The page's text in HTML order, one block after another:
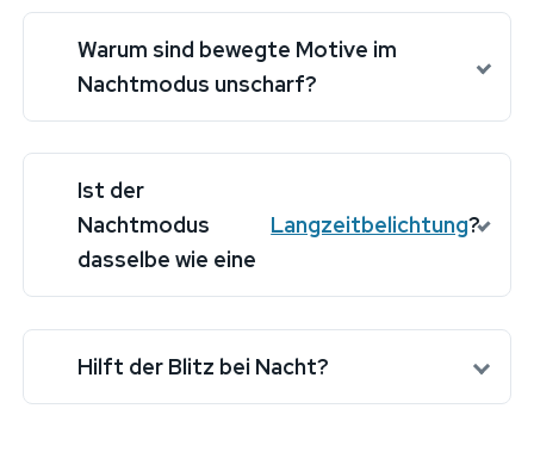
Warum sind bewegte Motive im
Nachtmodus unscharf?
Ist der
Nachtmodus
dasselbe wie eine
Langzeitbelichtung?
Hilft der Blitz bei Nacht?